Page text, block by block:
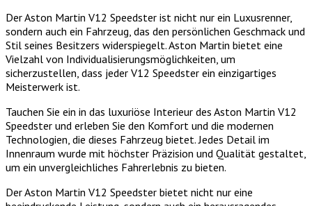
Der Aston Martin V12 Speedster ist nicht nur ein Luxusrenner,
sondern auch ein Fahrzeug, das den persönlichen Geschmack und
Stil seines Besitzers widerspiegelt. Aston Martin bietet eine
Vielzahl von Individualisierungsmöglichkeiten, um
sicherzustellen, dass jeder V12 Speedster ein einzigartiges
Meisterwerk ist.
Tauchen Sie ein in das luxuriöse Interieur des Aston Martin V12
Speedster und erleben Sie den Komfort und die modernen
Technologien, die dieses Fahrzeug bietet. Jedes Detail im
Innenraum wurde mit höchster Präzision und Qualität gestaltet,
um ein unvergleichliches Fahrerlebnis zu bieten.
Der Aston Martin V12 Speedster bietet nicht nur eine